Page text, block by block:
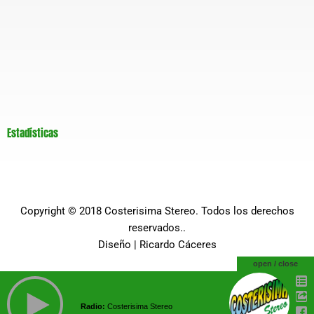
Estadísticas
Copyright © 2018 Costerisima Stereo. Todos los derechos
reservados..
Diseño | Ricardo Cáceres
open / close
Radio: Costerisima Stereo